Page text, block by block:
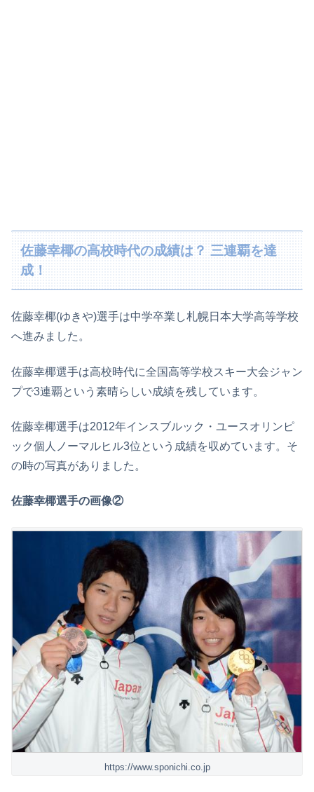
佐藤幸椰の高校時代の成績は？ 三連覇を達
成！
佐藤幸椰(ゆきや)選手は中学卒業し札幌日本大学高等学校
へ進みました。
佐藤幸椰選手は高校時代に全国高等学校スキー大会ジャン
プで3連覇という素晴らしい成績を残しています。
佐藤幸椰選手は2012年インスブルック・ユースオリンピ
ック個人ノーマルヒル3位という成績を収めています。そ
の時の写真がありました。
佐藤幸椰選手の画像②
https://www.sponichi.co.jp